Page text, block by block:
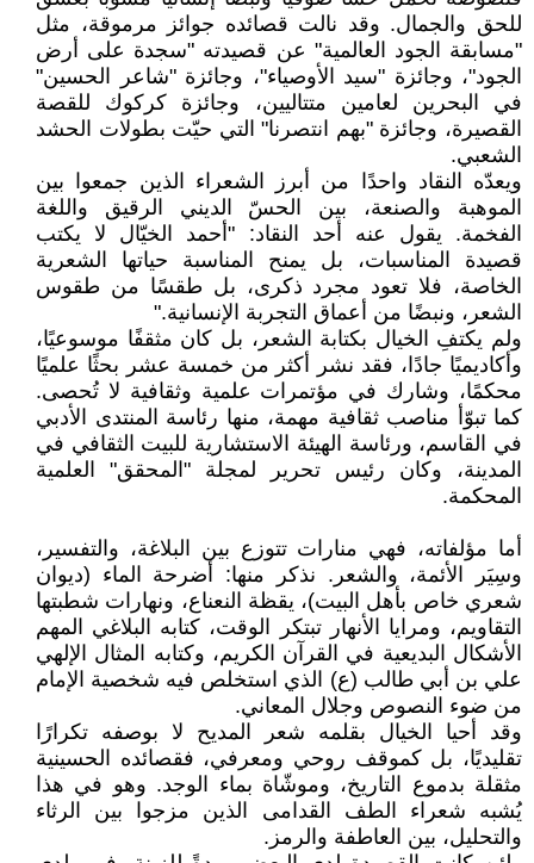
للحق والجمال. وقد نالت قصائده جوائز مرموقة، مثل
"مسابقة الجود العالمية" عن قصيدته "سجدة على أرض
الجود"، وجائزة "سيد الأوصياء"، وجائزة "شاعر الحسين"
في البحرين لعامين متتاليين، وجائزة كركوك للقصة
القصيرة، وجائزة "بهم انتصرنا" التي حيّت بطولات الحشد
الشعبي.
ويعدّه النقاد واحدًا من أبرز الشعراء الذين جمعوا بين
الموهبة والصنعة، بين الحسّ الديني الرقيق واللغة
الفخمة. يقول عنه أحد النقاد: "أحمد الخيّال لا يكتب
قصيدة المناسبات، بل يمنح المناسبة حياتها الشعرية
الخاصة، فلا تعود مجرد ذكرى، بل طقسًا من طقوس
الشعر، ونبضًا من أعماق التجربة الإنسانية."
ولم يكتفِ الخيال بكتابة الشعر، بل كان مثقفًا موسوعيًا،
وأكاديميًا جادًا، فقد نشر أكثر من خمسة عشر بحثًا علميًا
محكمًا، وشارك في مؤتمرات علمية وثقافية لا تُحصى.
كما تبوّأ مناصب ثقافية مهمة، منها رئاسة المنتدى الأدبي
في القاسم، ورئاسة الهيئة الاستشارية للبيت الثقافي في
المدينة، وكان رئيس تحرير لمجلة "المحقق" العلمية
المحكمة.
أما مؤلفاته، فهي منارات تتوزع بين البلاغة، والتفسير،
وسِيَر الأئمة، والشعر. نذكر منها: أضرحة الماء (ديوان
شعري خاص بأهل البيت)، يقظة النعناع، ونهارات شطبتها
التقاويم، ومرايا الأنهار تبتكر الوقت، كتابه البلاغي المهم
الأشكال البديعية في القرآن الكريم، وكتابه المثال الإلهي
علي بن أبي طالب (ع) الذي استخلص فيه شخصية الإمام
من ضوء النصوص وجلال المعاني.
وقد أحيا الخيال بقلمه شعر المديح لا بوصفه تكرارًا
تقليديًا، بل كموقف روحي ومعرفي، فقصائده الحسينية
مثقلة بدموع التاريخ، وموشّاة بماء الوجد. وهو في هذا
يُشبه شعراء الطف القدامى الذين مزجوا بين الرثاء
والتحليل، بين العاطفة والرمز.